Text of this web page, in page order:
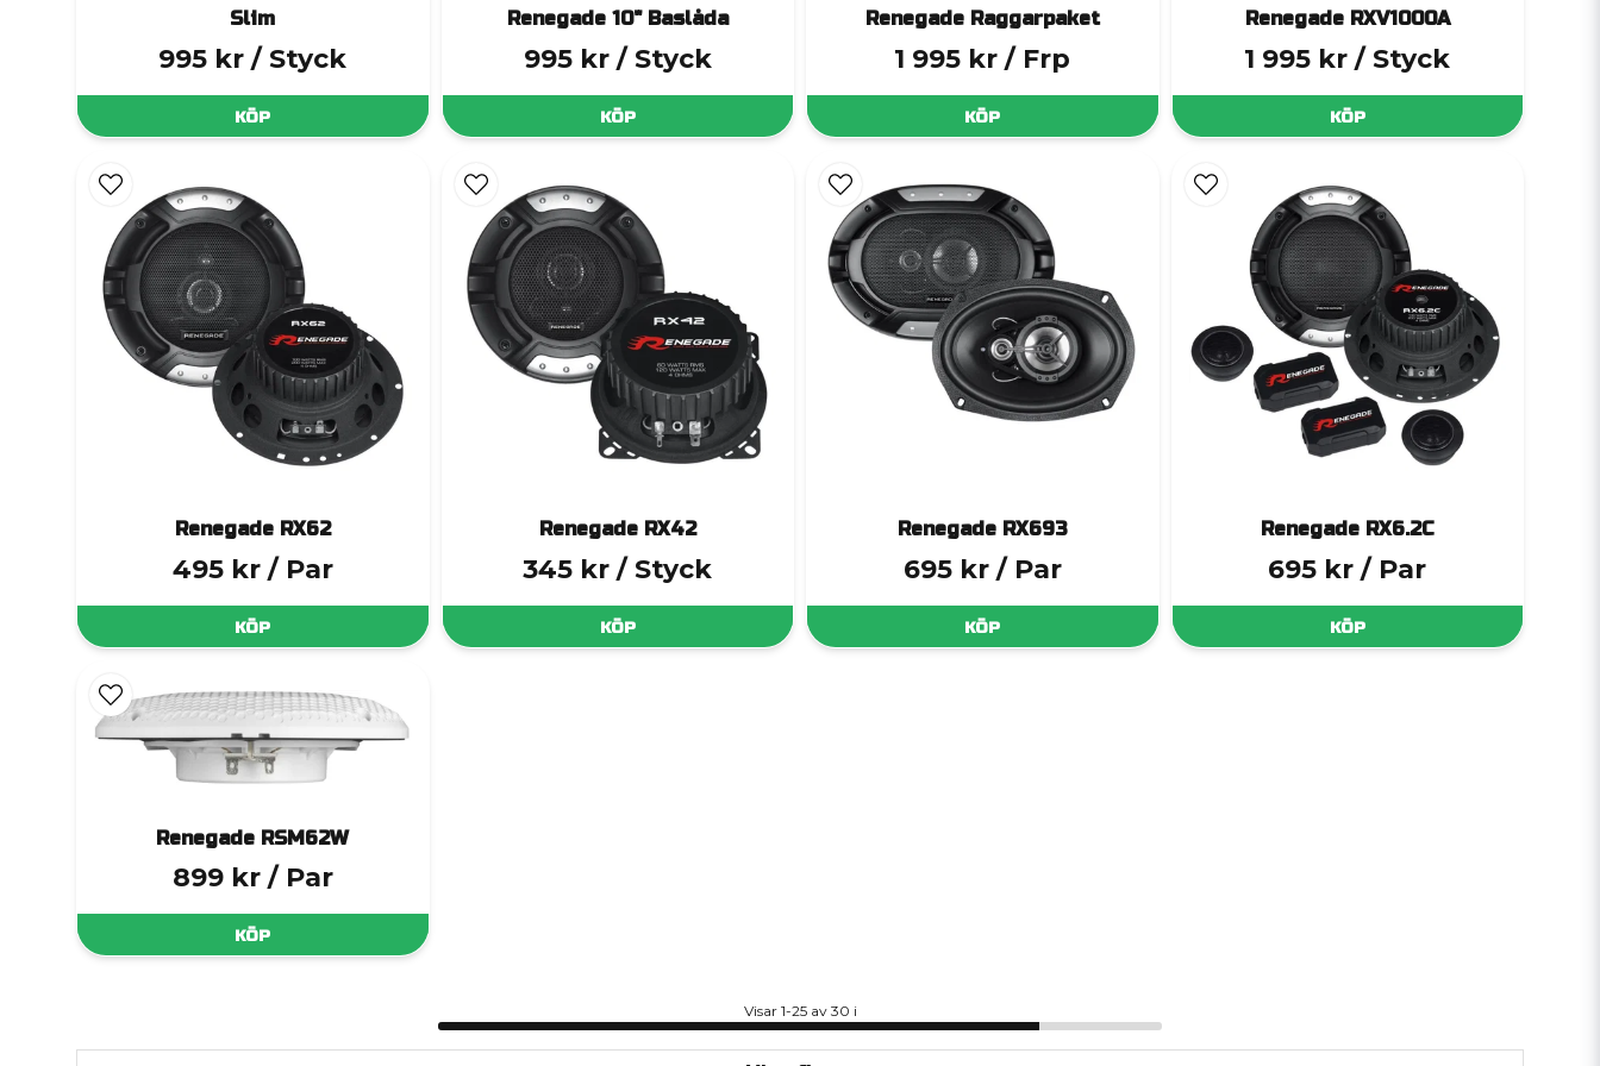
Slim
995 kr / Styck
KÖP
Renegade 10" Baslåda
995 kr / Styck
KÖP
Renegade Raggarpaket
1 995 kr / Frp
KÖP
Renegade RXV1000A
1 995 kr / Styck
KÖP
Renegade RX62
495 kr / Par
KÖP
Renegade RX42
345 kr / Styck
KÖP
Renegade RX693
695 kr / Par
KÖP
Renegade RX6.2C
695 kr / Par
KÖP
Renegade RSM62W
899 kr / Par
KÖP
Visar 1-25 av 30 i